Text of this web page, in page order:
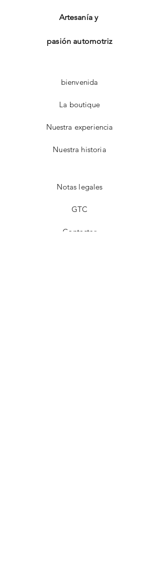
Artesanía y
pasión automotriz
bienvenida
La boutique
Nuestra experiencia
Nuestra historia
Notas legales
GTC
Contactar